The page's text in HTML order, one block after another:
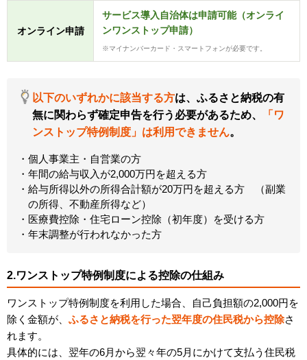
オンライン申請
サービス導入自治体は申請可能（オンライ
ンワンストップ申請）
マイナンバーカード・スマートフォンが必要です。
以下のいずれかに該当する方は、ふるさと納税の有
無に関わらず確定申告を行う必要があるため、
「ワ
ンストップ特例制度」は利用できません。
個人事業主・自営業の方
年間の給与収入が2,000万円を超える方
給与所得以外の所得合計額が20万円を超える方 （副業
の所得、不動産所得など）
医療費控除・住宅ローン控除（初年度）を受ける方
年末調整が行われなかった方
2.ワンストップ特例制度による控除の仕組み
ワンストップ特例制度を利用した場合、自己負担額の2,000円を
除く金額が、 ふるさと納税を行った翌年度の住民税から控除さ
れます。
具体的には、翌年の6月から翌々年の5月にかけて支払う住民税